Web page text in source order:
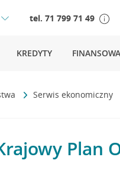
tel. 71 799 71 49
KREDYTY
Serwis ekonomiczny
Plan